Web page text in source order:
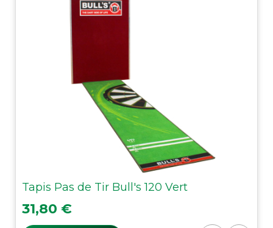
Tapis Pas de Tir Bull's 120 Vert
Prix
31,80 €